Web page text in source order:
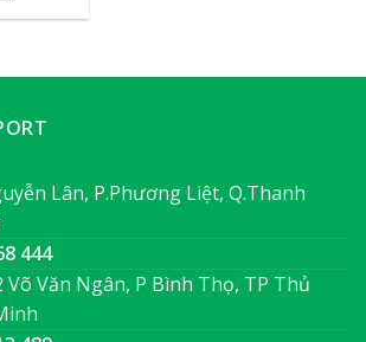
Lân, P.Phương Liệt, Q.Thanh
444
Võ Văn Ngân, P Bình Thọ, TP Thủ